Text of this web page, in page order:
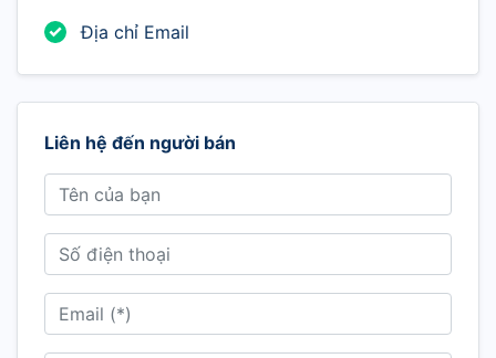
Địa chỉ Email
Liên hệ đến người bán